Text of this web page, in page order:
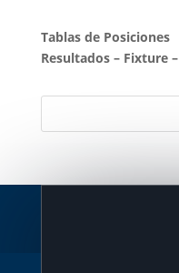
Tablas de Posiciones
Resultados– Fixture–